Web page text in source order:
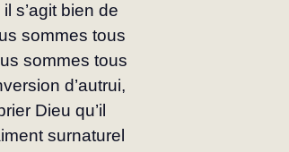
s’agit bien de
sommes tous
sommes tous
d’autrui,
Dieu qu’il
surnaturel